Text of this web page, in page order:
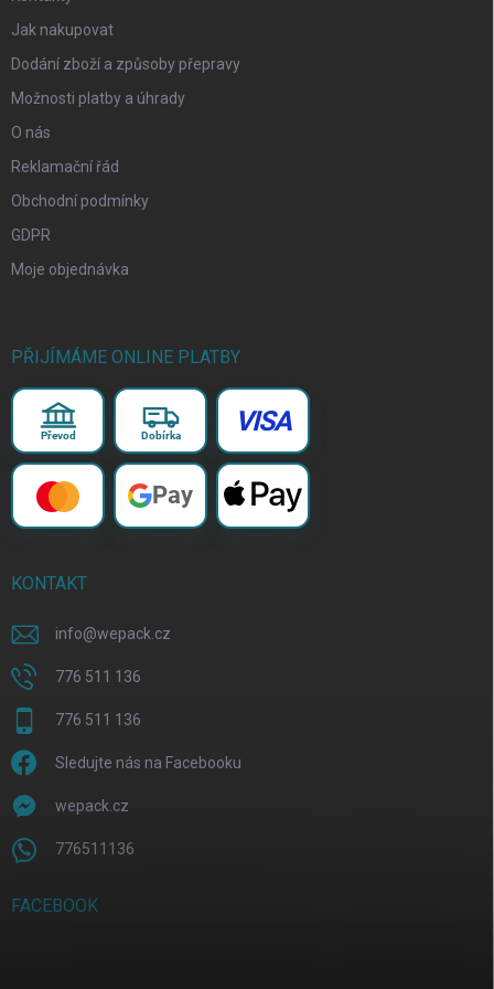
Jak nakupovat
Dodání zboží a způsoby přepravy
Možnosti platby a úhrady
O nás
Reklamační řád
Obchodní podmínky
GDPR
Moje objednávka
PŘIJÍMÁME ONLINE PLATBY
Převod Dobírka VISA
Pay
KONTAKT
info@wepack.cz
776 511 136
776 511 136
Sledujte nás na Facebooku
wepack.cz
776511136
FACEBOOK